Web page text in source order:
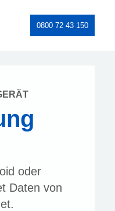
0800 72 43 150
oder
Daten von